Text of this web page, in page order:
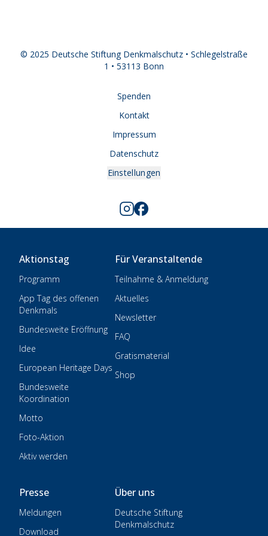
© 2025 Deutsche Stiftung Denkmalschutz • Schlegelstraße
1 • 53113 Bonn
Spenden
Kontakt
Impressum
Datenschutz
Einstellungen
Aktionstag
Programm
App Tag des offenen
Denkmals
Bundesweite Eröffnung
Idee
European Heritage Days
Bundesweite
Koordination
Motto
Foto-Aktion
Aktiv werden
Für Veranstaltende
Teilnahme & Anmeldung
Aktuelles
Newsletter
FAQ
Gratismaterial
Shop
Presse
Meldungen
Download
Über uns
Deutsche Stiftung
Denkmalschutz